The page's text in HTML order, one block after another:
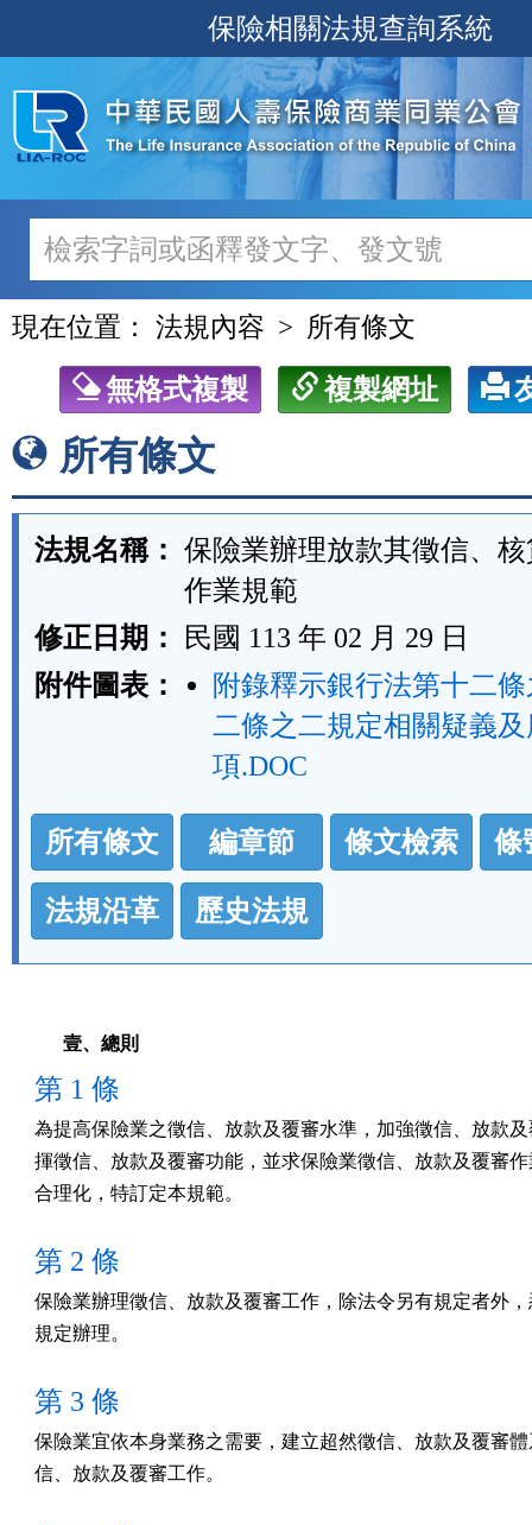
至
主
內
容
保險相關法規查詢系統
現在位置： 法規內容 所有條文
無格式複製 複製網址
所有條文
法規名稱： 保險業辦理放款其徵信、
作業規範
修正日期：
民國 113 年 02 月 29 日
附件圖表：
附錄釋示銀行法第十二
二條之二規定相關疑義
項.DOC
法
規
功
能
按
所有條文 編章節 條文檢索 條
法規沿革 歷史法規
壹、總則
第 1 條
為提高保險業之徵信、放款及覆審水準，加強徵信、放款
揮徵信、放款及覆審功能，並求保險業徵信、放款及覆審
合理化，特訂定本規範。
第 2 條
保險業辦理徵信、放款及覆審工作，除法令另有規定者外
規定辦理。
第 3 條
保險業宜依本身業務之需要，建立超然徵信、放款及覆審
信、放款及覆審工作。